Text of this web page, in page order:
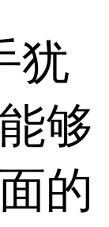
犹
够
的